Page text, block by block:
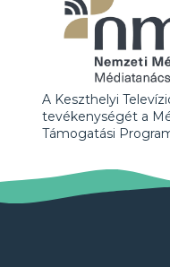
A Keszthelyi
tevékenységét a
Támogatási